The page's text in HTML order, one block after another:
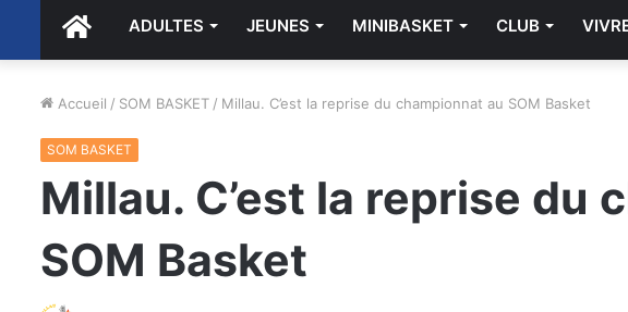
ACCUEIL
ADULTES JEUNES MINIBASKET CLUB
Accueil / SOM BASKET / Millau. C’est la reprise du championnat au SOM Basket
SOM BASKET
Millau. C’est la reprise du
SOM Basket